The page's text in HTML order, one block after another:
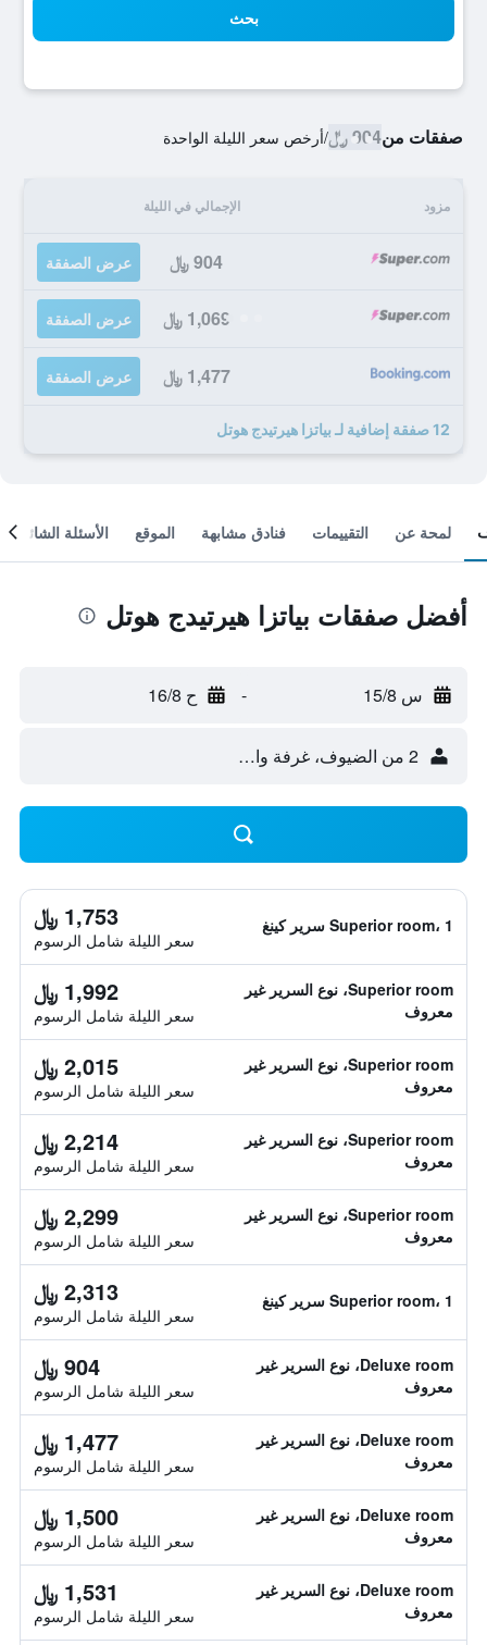
بحث
صفقات من904 ﷼ /أرخص سعر الليلة الواحدة
مزود الإجمالي في الليلة
904 ﷼ عرض الصفقة
1,069 ﷼ عرض الصفقة
1,477 ﷼ عرض الصفقة
12 صفقة إضافية لـ بياتزا هيرتيدج هوتل
لمحة عن التقييمات فنادق مشابهة الموقع الأسئلة الشائعة
أفضل صفقات بياتزا هيرتيدج هوتل
س 15/8 - ح 16/8
2 من الضيوف، غرفة واحدة
Superior room، 1 سرير كينغ 1,753 ﷼
سعر الليلة شامل الرسوم
Superior room، نوع السرير غير
معروف
1,992 ﷼
سعر الليلة شامل الرسوم
Superior room، نوع السرير غير
معروف
2,015 ﷼
سعر الليلة شامل الرسوم
Superior room، نوع السرير غير
معروف
2,214 ﷼
سعر الليلة شامل الرسوم
Superior room، نوع السرير غير
معروف
2,299 ﷼
سعر الليلة شامل الرسوم
Superior room، 1 سرير كينغ 2,313 ﷼
سعر الليلة شامل الرسوم
Deluxe room، نوع السرير غير
معروف
904 ﷼
سعر الليلة شامل الرسوم
Deluxe room، نوع السرير غير
معروف
1,477 ﷼
سعر الليلة شامل الرسوم
Deluxe room، نوع السرير غير
معروف
1,500 ﷼
سعر الليلة شامل الرسوم
Deluxe room، نوع السرير غير
معروف
1,531 ﷼
سعر الليلة شامل الرسوم